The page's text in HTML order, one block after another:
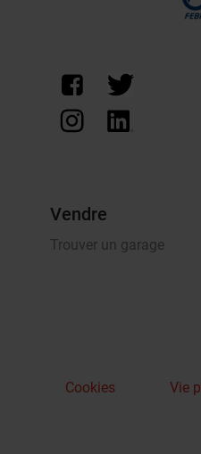
Vendre
Trouver un garage
Cookies Vie